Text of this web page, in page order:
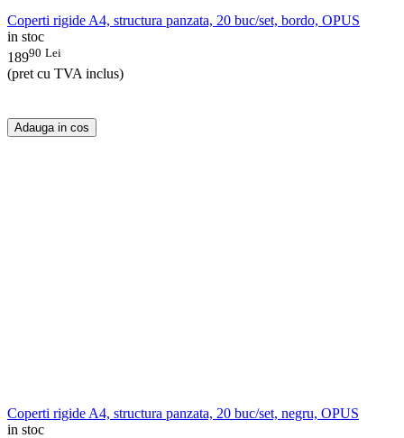
Coperti rigide A4, structura panzata, 20 buc/set, bordo, OPUS
in stoc
18990 Lei
(pret cu TVA inclus)
Adauga in cos
Coperti rigide A4, structura panzata, 20 buc/set, negru, OPUS
in stoc